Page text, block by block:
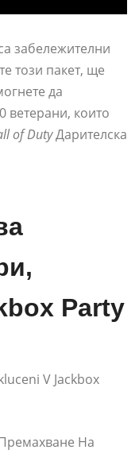
забележителни
този пакет, ще
да
ветерани, които
of DutyДарителска
Party
V Jackbox
На